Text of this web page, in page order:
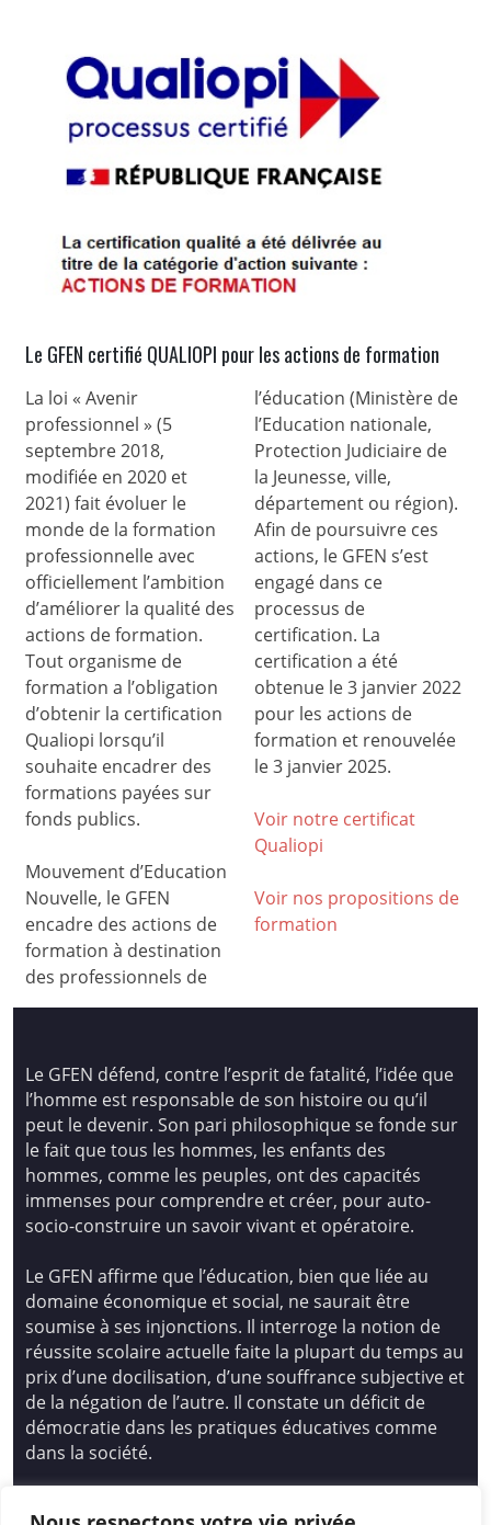
Le GFEN certifié QUALIOPI pour les actions de formation
La loi « Avenir
professionnel » (5
septembre 2018,
modifiée en 2020 et
2021) fait évoluer le
monde de la formation
professionnelle avec
officiellement l’ambition
d’améliorer la qualité des
actions de formation.
Tout organisme de
formation a l’obligation
d’obtenir la certification
Qualiopi lorsqu’il
souhaite encadrer des
formations payées sur
fonds publics.
Mouvement d’Education
Nouvelle, le GFEN
encadre des actions de
formation à destination
des professionnels de
l’éducation (Ministère de
l’Education nationale,
Protection Judiciaire de
la Jeunesse, ville,
département ou région).
Afin de poursuivre ces
actions, le GFEN s’est
engagé dans ce
processus de
certification. La
certification a été
obtenue le 3 janvier 2022
pour les actions de
formation et renouvelée
le 3 janvier 2025.
Voir notre certificat
Qualiopi
Voir nos propositions de
formation
Le GFEN défend, contre l’esprit de fatalité, l’idée que
l’homme est responsable de son histoire ou qu’il
peut le devenir. Son pari philosophique se fonde sur
le fait que tous les hommes, les enfants des
hommes, comme les peuples, ont des capacités
immenses pour comprendre et créer, pour auto-
socio-construire un savoir vivant et opératoire.
Le GFEN affirme que l’éducation, bien que liée au
domaine économique et social, ne saurait être
soumise à ses injonctions. Il interroge la notion de
réussite scolaire actuelle faite la plupart du temps au
prix d’une docilisation, d’une souffrance subjective et
de la négation de l’autre. Il constate un déficit de
démocratie dans les pratiques éducatives comme
dans la société.